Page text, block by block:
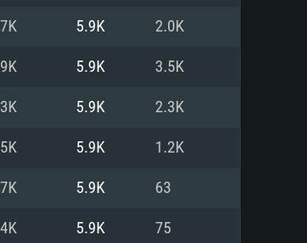
DirectX 11 ou plus et
et plus, Radeon RX
à haut débit
complet)
Vega II ou plus avec
à haut débit
complet)
1060 avec les derniers
/ de même pour AMD
derniers drivers de
5.9K 2.0K
5.9K 3.5K
5.9K 2.3K
5.9K 1.2K
5.9K 63
5.9K 75